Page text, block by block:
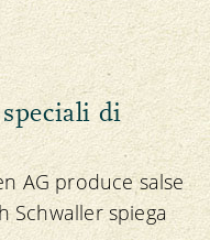
di
AG produce salse
Schwaller spiega